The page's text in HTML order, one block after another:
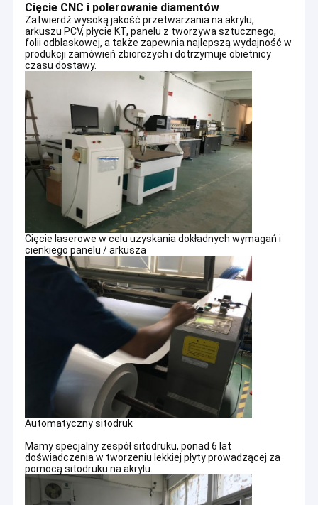
Cięcie CNC i polerowanie diamentów
Zatwierdź wysoką jakość przetwarzania na akrylu,
arkuszu PCV, płycie KT, panelu z tworzywa sztucznego,
folii odblaskowej, a także zapewnia najlepszą wydajność w
produkcji zamówień zbiorczych i dotrzymuje obietnicy
czasu dostawy.
Cięcie laserowe w celu uzyskania dokładnych wymagań i
cienkiego panelu / arkusza
Automatyczny sitodruk
Mamy specjalny zespół sitodruku, ponad 6 lat
doświadczenia w tworzeniu lekkiej płyty prowadzącej za
pomocą sitodruku na akrylu.